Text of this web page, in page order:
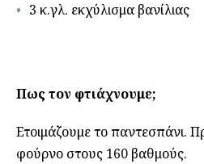
3 κ.γλ. εκχύλισμα βανίλιας
Πως τον φτιάχνουμε;
Ετοιμάζουμε το παντεσπάνι.
φούρνο στους 160 βαθμούς.